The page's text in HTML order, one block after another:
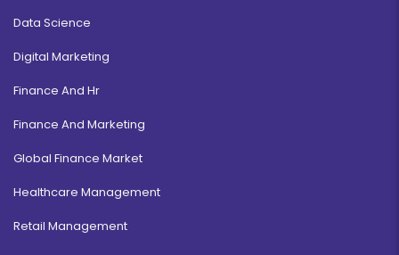
Data Science
Digital Marketing
Finance And Hr
Finance And Marketing
Global Finance Market
Healthcare Management
Retail Management